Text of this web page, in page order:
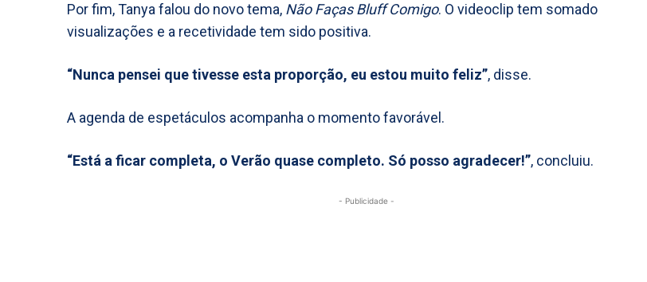
Por fim, Tanya falou do novo tema, Não Faças Bluff Comigo. O videoclip tem somado
visualizações e a recetividade tem sido positiva.
“Nunca pensei que tivesse esta proporção, eu estou muito feliz”, disse.
A agenda de espetáculos acompanha o momento favorável.
“Está a ficar completa, o Verão quase completo. Só posso agradecer!”, concluiu.
- Publicidade -